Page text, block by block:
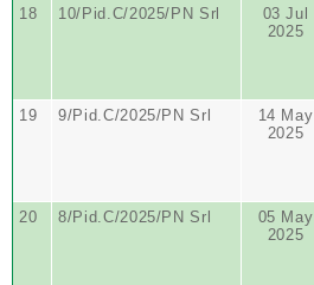
18
10/Pid.C/2025/PN Srl
03 Jul
2025
19
9/Pid.C/2025/PN Srl
14 May
2025
20
8/Pid.C/2025/PN Srl
05 May
2025